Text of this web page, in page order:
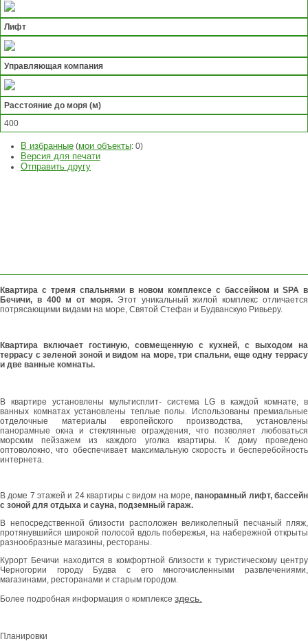
Лифт
Управляющая компания
Расстояние до моря (м)
400
В избранные (мои объекты: 0)
Версия для печати
Отправить другу
Квартира с тремя спальнями в новом комплексе с бассейном и SPA в
Бечичи, в 400 м от моря. Этот уникальный жилой комплекс отличается
потрясающими видами на море, Святой Стефан и Будванскую Ривьеру.
Квартира включает гостиную, совмещенную с кухней, с выходом на
террасу с зеленой зоной и видом на море, три спальни, еще одну террасу
и две ванные комнаты.
В квартире установлены мультисплит- система LG в каждой комнате, в
ванных комнатах установлены теплые полы. Использованы премиальные
отделочные материалы европейского производства, установлены
панорамные окна и стеклянные ограждения, что позволяет любоваться
морским пейзажем из каждого уголка квартиры. К дому проведено
оптоволокно, что обеспечивает максимальную скорость и бесперебойность
интернета.
В доме 7 этажей и 24 квартиры с видом на море,панорамный лифт, бассейн
с зоной для отдыха и сауна, подземный гараж.
В непосредственной близости расположен великолепный песчаный пляж,
протянувшийся широкой полосой вдоль побережья, на набережной открыты
разнообразные магазины, рестораны.
Курорт Бечичи находится в комфортной близости к туристическому центру
Черногории городу Будва с его многочисленными развлечениями,
магазинами, ресторанами и старым городом.
Более подробная информация о комплексе здесь.
Планировки